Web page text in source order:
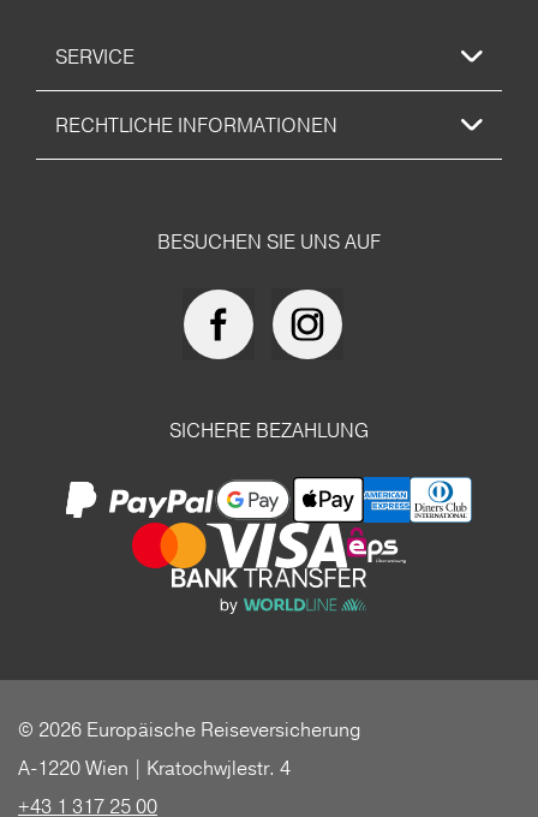
SERVICE
RECHTLICHE INFORMATIONEN
BESUCHEN SIE UNS AUF
SICHERE BEZAHLUNG
© 2026 Europäische Reiseversicherung
A-1220 Wien | Kratochwjlestr. 4
+43 1 317 25 00